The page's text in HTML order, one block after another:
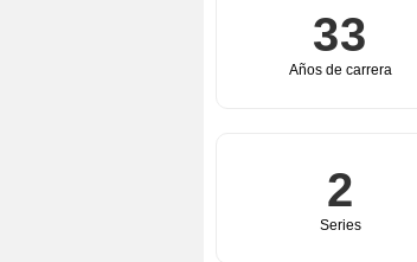
33
Años de carrera
2
Series